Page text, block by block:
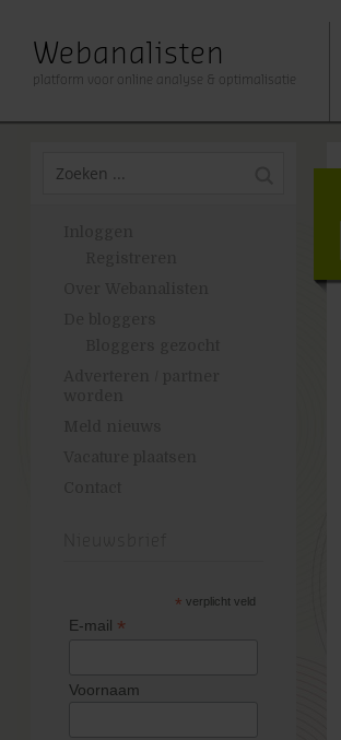
Webanalisten
platform voor online analyse & optimalisatie
* verplicht veld
E-mail *
Voornaam